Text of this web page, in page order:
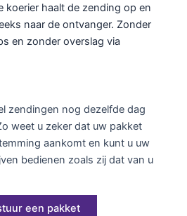
koerier haalt de zending op en
naar de ontvanger. Zonder
en zonder overslag via
zendingen nog dezelfde dag
weet u zeker dat uw pakket
aankomt en kunt u uw
bedienen zoals zij dat van u
een pakket